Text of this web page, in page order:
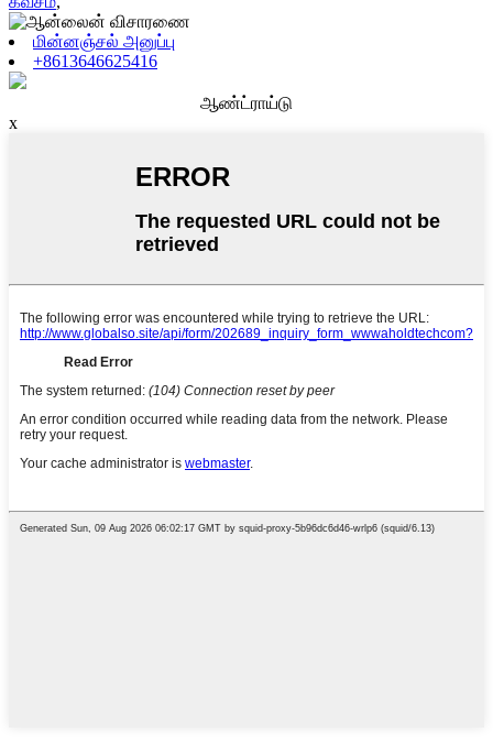
மின்னஞ்சல் அனுப்பு
+8613646625416
ஆண்ட்ராய்டு
x